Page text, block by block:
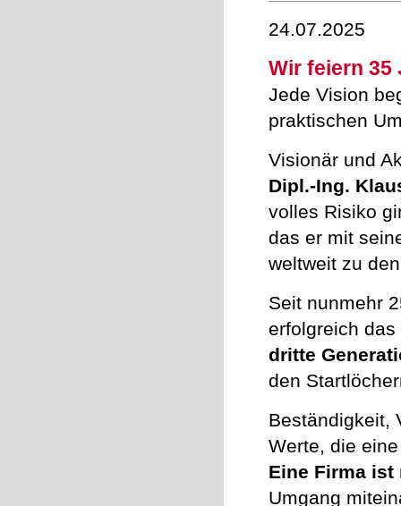
24.07.2025
Wir feiern 35
Jede Vision
praktischen
Visionär und
Dipl.-Ing.
volles Risiko
das er mit
weltweit zu
Seit nunmehr
erfolgreich
dritte
den
Beständigkeit,
Werte, die
Eine Firma
Umgang